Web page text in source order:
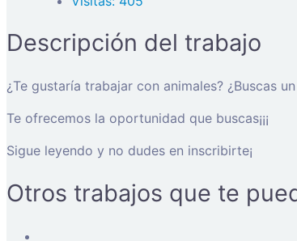
Descripción del trabajo
¿Te gustaría trabajar con animales? ¿Buscas
Te ofrecemos la oportunidad que buscas¡¡¡
Sigue leyendo y no dudes en inscribirte¡
Otros trabajos que te